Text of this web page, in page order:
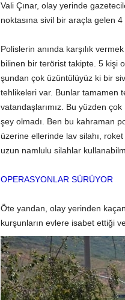
Vali Çınar, olay yerinde
noktasına sivil bir araçla gelen
Polislerin anında karşılık
bilinen bir terörist takipte. 5 kişi
şundan çok üzüntülüyüz ki bir
tehlikeleri var. Bunlar tamamen
vatandaşlarımız. Bu yüzden
şey olmadı. Ben bu kahraman
üzerine ellerinde lav silahı,
uzun namlulu silahlar
OPERASYONLAR SÜRÜYOR
Öte yandan, olay yerinden
kurşunların evlere isabet ettiği